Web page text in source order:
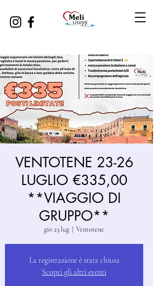
VENTOTENE 23-26
LUGLIO €335,00
**VIAGGIO DI
GRUPPO**
gio 23 lug Ventotene
La registrazione è stata chiusa
Scopri gli altri eventi